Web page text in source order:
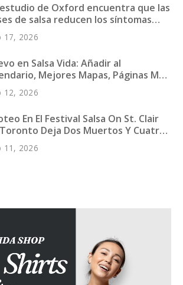
de Oxford encuentra que las
de salsa reducen los síntomas
en jóvenes adultos
17, 2026
en Salsa Vida: Añadir al
Mejores Mapas, Páginas Más
y Más
12, 2026
En El Festival Salsa On St. Clair
Deja Dos Muertos Y Cuatro
11, 2026